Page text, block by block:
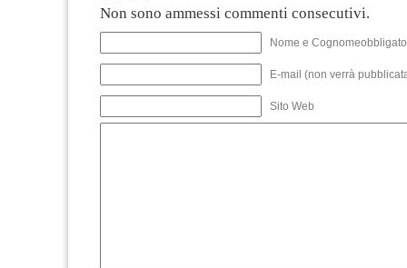
Non sono ammessi commenti consecutivi.
Nome e
E-mail (non verrà
Sito Web